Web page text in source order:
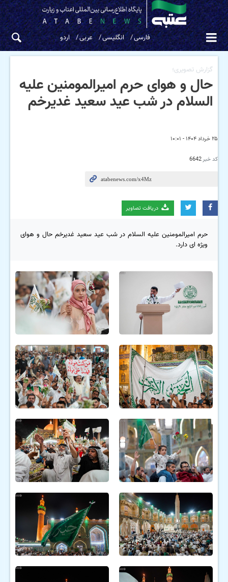
فارسی انگلیسی عربی اردو
۲۵ خرداد ۱۴۰۴ - ۱۰:۰۱
کد خبر6642
دریافت تصاویر
گزارش تصویری؛
حال و هوای حرم امیرالمومنین علیه
السلام در شب عید سعید غدیرخم
حرم امیرالمومنین علیه السلام در شب عید سعید غدیرخم حال و هوای
ویژه ای دارد.